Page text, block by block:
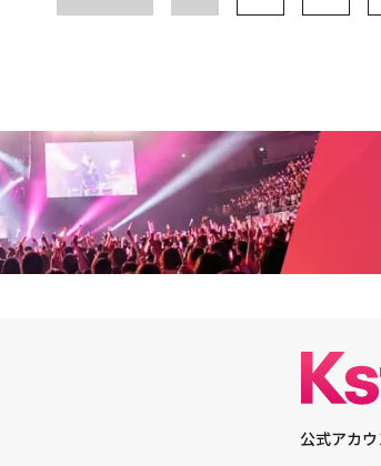
ますか？ジュヨン：撮影する前まではロングヘアでしたが、
な色の衣装がセアによく似合って、そのようなことがセアだけ
たくさんの俳優たちと一緒に撮影して、エピソードも多かっ
ョンさんとの撮影はいかがでしたか？ 記憶に残っているエピ
ンさんは（歌手としても）同じ時期に活動したので慣れていま
いている気がします。彼は現場でアドリブに特化した俳優だと
柔軟に演技する俳優です。アン・ソヒョンさんは真面目で落ち
ず、コンイというキャラクターを可愛く愛らしく演じてくれた
雰囲気を作ってくれました。そのためセアというキャラクター
ちました。感謝しています。――映画初主演の感想を教えてくだ
になったので大切な作品です。これからが始まりだと思います
ャラクターと作品で視聴者と観客の皆様に会いたいです。今回
開・2AM ジヌン＆アン・ソヒョン＆元AFTERSCHOOL ジュヨ
公式アカウ